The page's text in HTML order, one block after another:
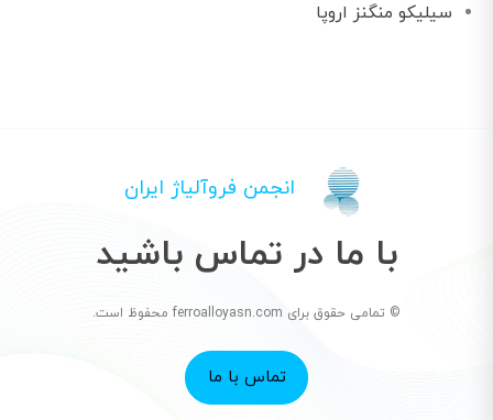
سیلیکو منگنز اروپا
انجمن فروآلیاژ ایران
با ما در تماس باشید
© تمامی حقوق برای ferroalloyasn.com محفوظ است.
تماس با ما